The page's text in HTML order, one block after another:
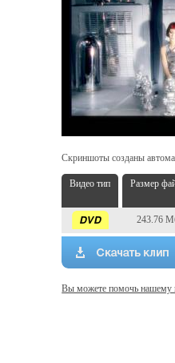
Скриншоты созданы
Видео тип Размер
243.76
Вы можете помочь нашему